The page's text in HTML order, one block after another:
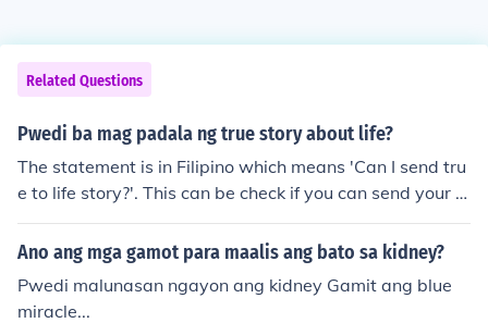
Related Questions
Pwedi ba mag padala ng true story about life?
The statement is in Filipino which means 'Can I send tru
e to life story?'. This can be check if you can send your st
ory if the TV/Radio program or organization involved w
as mentioned.
Ano ang mga gamot para maalis ang bato sa kidney?
Pwedi malunasan ngayon ang kidney Gamit ang blue
miracle...